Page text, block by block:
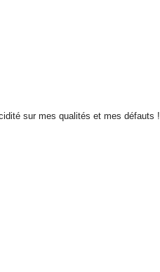
sur mes qualités et mes défauts !